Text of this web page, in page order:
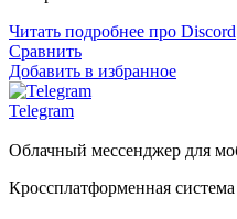
Читать подробнее про Discord
Сравнить
Добавить в избранное
Telegram
Облачный мессенджер для
Кроссплатформенная